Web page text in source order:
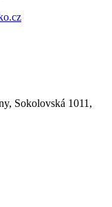
Sokolovská 1011,